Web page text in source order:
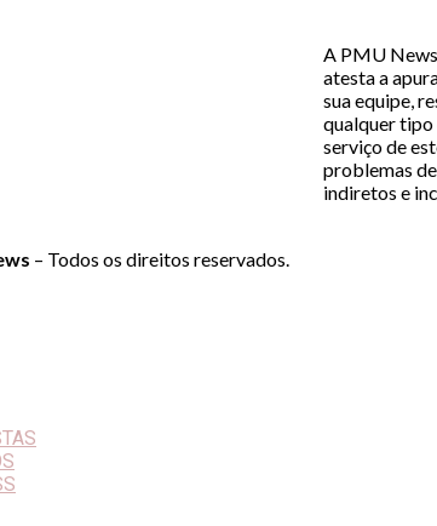
A PMU
atesta a
sua equipe,
qualquer tipo
serviço de
problemas
indiretos e
– Todos os direitos reservados.